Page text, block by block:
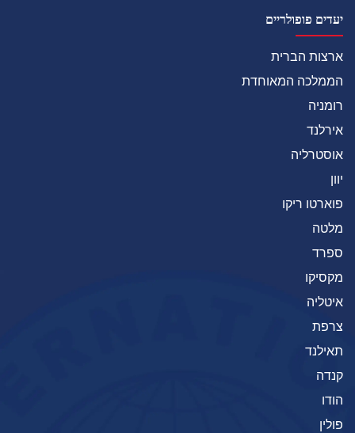
יעדים פופולריים
ארצות הברית
הממלכה המאוחדת
רומניה
אירלנד
אוסטרליה
יוון
פוארטו ריקו
מלטה
ספרד
מקסיקו
איטליה
צרפת
תאילנד
קנדה
הודו
פולין